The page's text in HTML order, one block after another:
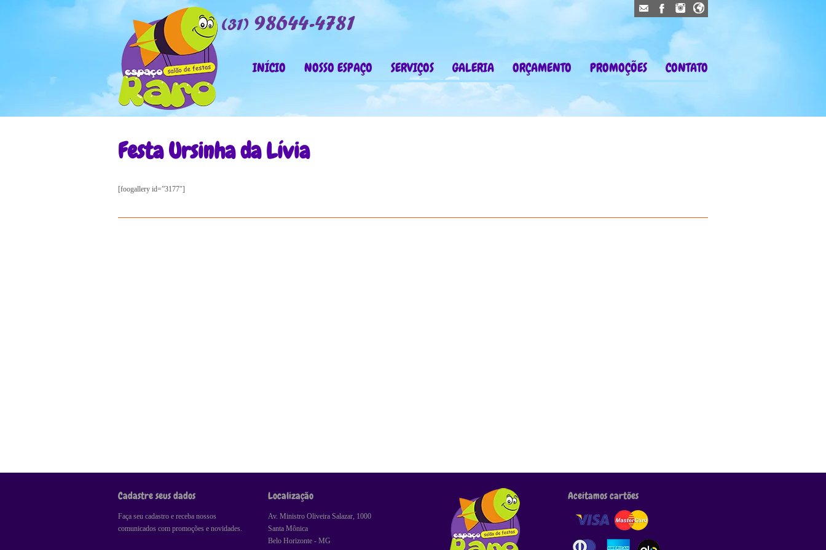
INÍCIO NOSSO ESPAÇO SERVIÇOS GALERIA ORÇAMENTO PROMOÇÕES CONTATO
Festa Ursinha da Lívia
[foogallery id=”3177″]
Cadastre seus dados
Faça seu cadastro e receba nossos
comunicados com promoções e novidades.
Localização
Av. Ministro Oliveira Salazar, 1000
Santa Mônica
Belo Horizonte - MG
Aceitamos cartões